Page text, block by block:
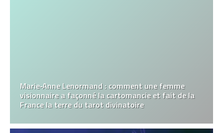
Marie‑Anne Lenormand : comment une femme
visionnaire a façonné la cartomancie et fait de la
France la terre du tarot divinatoire